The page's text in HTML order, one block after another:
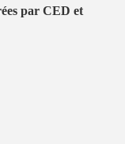
par CED et